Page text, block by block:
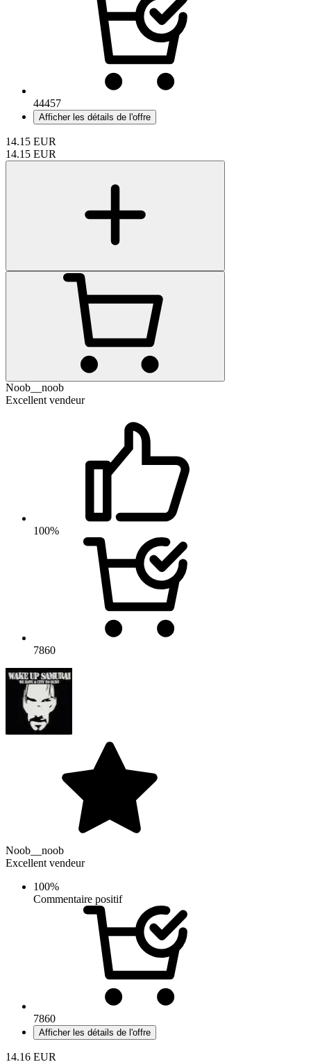
44457
Afficher les détails de l'offre
14.15 EUR
14.15 EUR
Noob__noob
Excellent vendeur
100%
7860
Noob__noob
Excellent vendeur
100%
Commentaire positif
7860
Afficher les détails de l'offre
14.16 EUR